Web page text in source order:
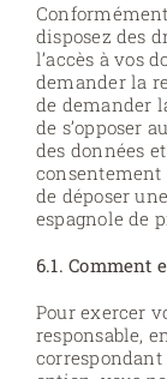
disposez des
l’accès à vos
demander la
de demander
de s’opposer
des données
consentement
de déposer
espagnole de
6.1. Comment
Pour exercer
responsable,